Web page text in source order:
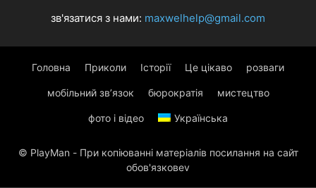
зв'язатися з нами: maxwelhelp@gmail.com
Головна Приколи Історії Це цікаво розваги
мобільний зв’язок бюрократія мистецтво
фото і відео Українська
© PlayMan - При копіюванні матеріалів посилання на сайт
обов'язковеv